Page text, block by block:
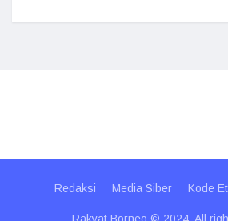
Redaksi Media Siber Kode